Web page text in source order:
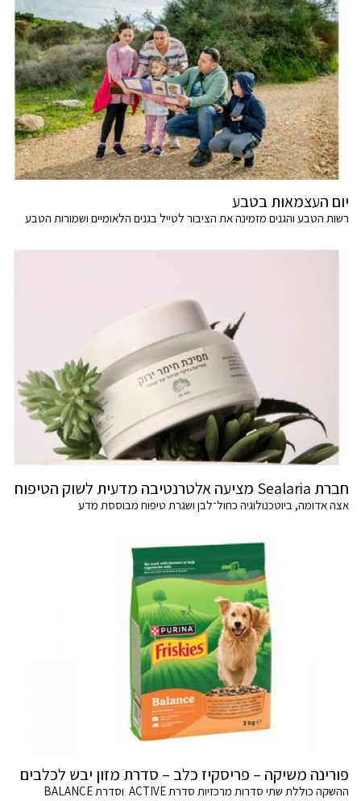
יום העצמאות בטבע
רשות הטבע והגנים מזמינה את הציבור לטייל בגנים הלאומיים ושמורות הטבע
חברת Sealaria מציעה אלטרנטיבה מדעית לשוק הטיפוח
אצה אדומה, ביוטכנולוגיה כחול־לבן ושגרת טיפוח מבוססת מדע
פורינה משיקה – פריסקיז כלב – סדרת מזון יבש לכלבים
ההשקה כוללת שתי סדרות מרכזיות סדרת ACTIVE וסדרת BALANCE